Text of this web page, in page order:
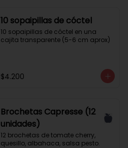
10 sopaipillas de cóctel
10 sopaipillas de cóctel en una
cajita transparente (5-6 cm aprox)
$4.200
Brochetas Capresse (12
unidades)
12 brochetas de tomate cherry,
quesillo, albahaca, salsa pesto.